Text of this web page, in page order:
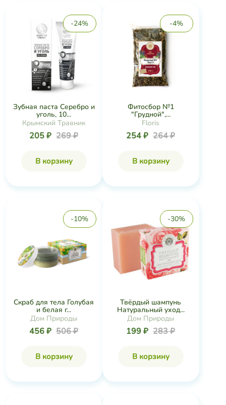
-24%
Зубная паста Серебро и
уголь, 10...
Крымский Травник
205 ₽ 269 ₽
В корзину
-4%
Фитосбор №1
"Грудной",...
Floris
254 ₽ 264 ₽
В корзину
-10%
Скраб для тела Голубая
и белая г...
Дом Природы
456 ₽ 506 ₽
В корзину
-30%
Твёрдый шампунь
Натуральный уход...
Дом Природы
199 ₽ 283 ₽
В корзину